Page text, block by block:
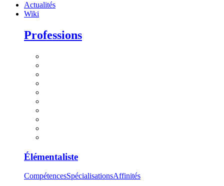
Actualités
Wiki
Professions
Élémentaliste
CompétencesSpécialisationsAffinités